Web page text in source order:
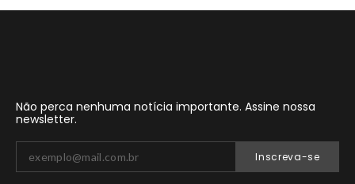
Não perca nenhuma notícia importante. Assine nossa
newsletter.
Inscreva-se